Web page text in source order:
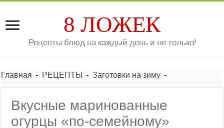
8 ЛОЖЕК
Рецепты блюд на каждый день и не только!
Главная - РЕЦЕПТЫ - Заготовки на зиму -
Вкусные маринованные
огурцы «по-семейному»